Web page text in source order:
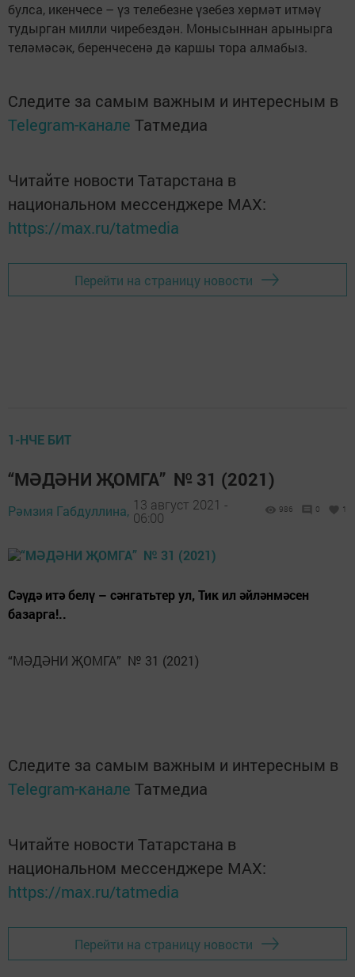
булса, икенчесе – үз телебезне үзебез хөрмәт итмәү
тудырган милли чиребездән. Монысыннан арынырга
теләмәсәк, беренчесенә дә каршы тора алмабыз.
Следите за самым важным и интересным в
Telegram-канале Татмедиа
Читайте новости Татарстана в
национальном мессенджере MАХ:
https://max.ru/tatmedia
Перейти на страницу новости
1-НЧЕ БИТ
“МӘДӘНИ ҖОМГА” № 31 (2021)
Рәмзия Габдуллина, 13 август 2021 -
06:00
986 0 1
Сәүдә итә белү – сәнгатьтер ул, Тик ил әйләнмәсен
базарга!..
“МӘДӘНИ ҖОМГА” № 31 (2021)
Следите за самым важным и интересным в
Telegram-канале Татмедиа
Читайте новости Татарстана в
национальном мессенджере MАХ:
https://max.ru/tatmedia
Перейти на страницу новости